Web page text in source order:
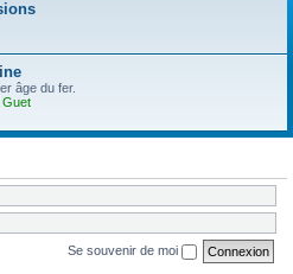
âge du fer.
Guet
Se souvenir de moi